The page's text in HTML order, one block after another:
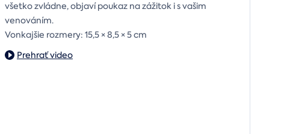
všetko zvládne, objaví poukaz na zážitok i s vašim
venováním.
Vonkajšie rozmery: 15,5 × 8,5 × 5 cm
Prehrať video